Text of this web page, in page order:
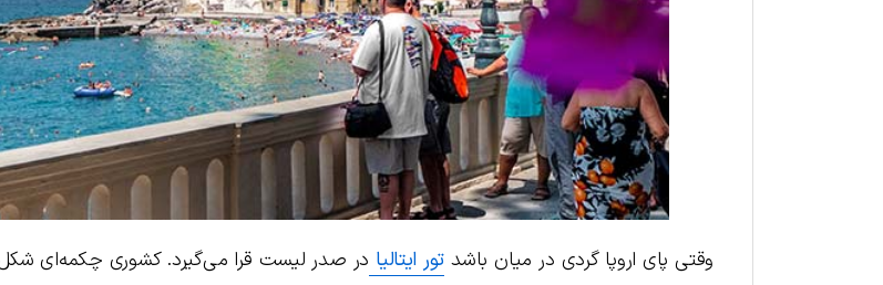
وقتی پای اروپا گردی در میان باشد تور ایتالیا در صدر لیست قرا می‌گیرد. کشوری چکمه‌ای